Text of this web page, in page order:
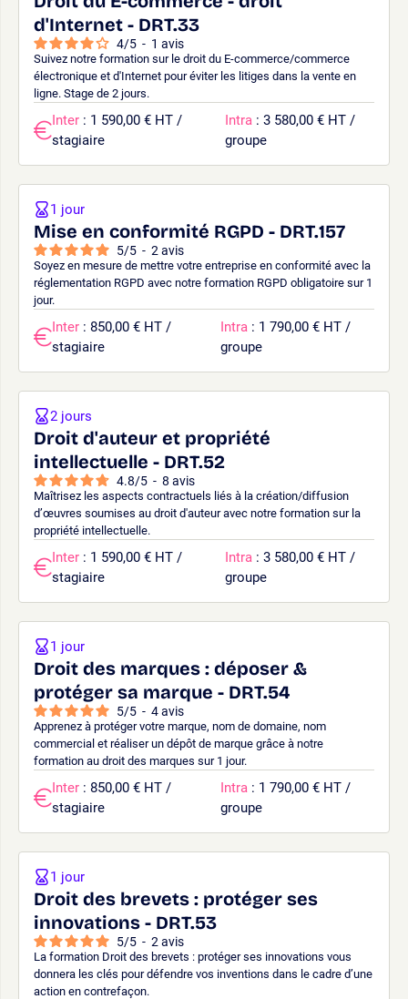
d'Internet - DRT.33
4/5 - 1 avis
Suivez notre formation sur le droit du E-commerce/commerce
électronique et d'Internet pour éviter les litiges dans la vente en
ligne. Stage de 2 jours.
Inter : 1 590,00 € HT /
stagiaire
Intra : 3 580,00 € HT /
groupe
Mise en conformité RGPD - DRT.157
5/5 - 2 avis
Soyez en mesure de mettre votre entreprise en conformité avec la
réglementation RGPD avec notre formation RGPD obligatoire sur 1
jour.
1 jour
Inter : 850,00 € HT /
stagiaire
Intra : 1 790,00 € HT /
groupe
Droit d'auteur et propriété
intellectuelle - DRT.52
4.8/5 - 8 avis
Maîtrisez les aspects contractuels liés à la création/diffusion
d’œuvres soumises au droit d'auteur avec notre formation sur la
propriété intellectuelle.
2 jours
Inter : 1 590,00 € HT /
stagiaire
Intra : 3 580,00 € HT /
groupe
Droit des marques : déposer &
protéger sa marque - DRT.54
5/5 - 4avis
Apprenez à protéger votre marque, nom de domaine, nom
commercial et réaliser un dépôt de marque grâce à notre
formation au droit des marques sur 1 jour.
1 jour
Inter : 850,00 € HT /
stagiaire
Intra : 1 790,00 € HT /
groupe
Droit des brevets : protéger ses
innovations - DRT.53
5/5 - 2 avis
La formation Droit des brevets : protéger ses innovations vous
donnera les clés pour défendre vos inventions dans le cadre d’une
action en contrefaçon.
1 jour